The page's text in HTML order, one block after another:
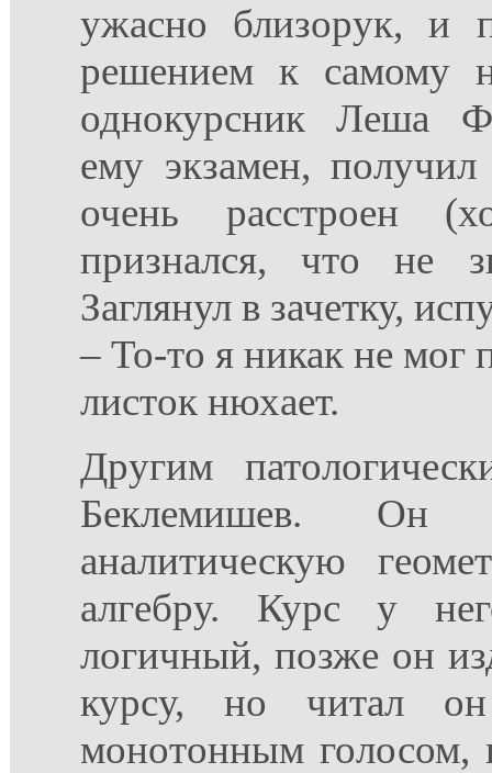
ужасно близорук, и
решением к самому
однокурсник Леша
ему экзамен,
очень расстроен
признался, что не
Заглянул в зачетку,
– То-то я никак не мог
листок нюхает.
Другим
Беклемишев.
аналитическую
алгебру. Курс у
логичный, позже он
курсу, но читал
монотонным голосом,